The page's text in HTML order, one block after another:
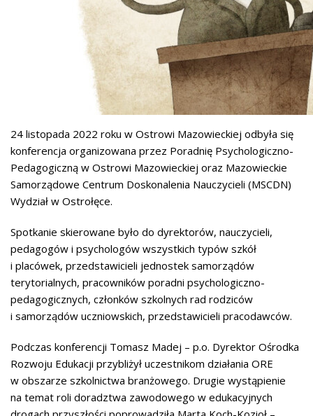
24 listopada 2022 roku w Ostrowi Mazowieckiej odbyła się
konferencja organizowana przez Poradnię Psychologiczno-
Pedagogiczną w Ostrowi Mazowieckiej oraz Mazowieckie
Samorządowe Centrum Doskonalenia Nauczycieli (MSCDN)
Wydział w Ostrołęce.
Spotkanie skierowane było do dyrektorów, nauczycieli,
pedagogów i psychologów wszystkich typów szkół
i placówek, przedstawicieli jednostek samorządów
terytorialnych, pracowników poradni psychologiczno-
pedagogicznych, członków szkolnych rad rodziców
i samorządów uczniowskich, przedstawicieli pracodawców.
Podczas konferencji Tomasz Madej – p.o. Dyrektor Ośrodka
Rozwoju Edukacji przybliżył uczestnikom działania ORE
w obszarze szkolnictwa branżowego. Drugie wystąpienie
na temat roli doradztwa zawodowego w edukacyjnych